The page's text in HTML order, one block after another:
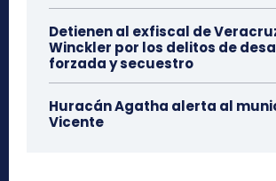
Detienen al exfiscal de
Winckler por los delitos de
forzada y secuestro
Huracán Agatha alerta al
Vicente